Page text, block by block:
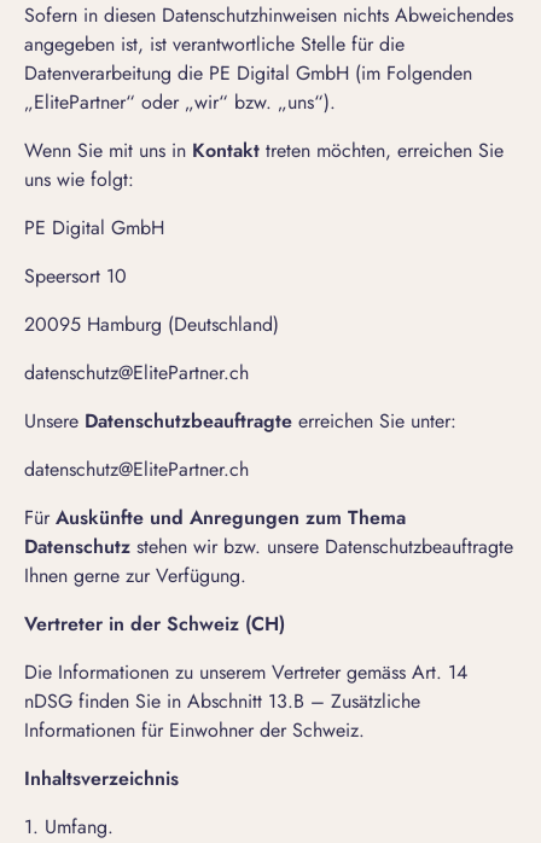
Sofern in diesen Datenschutzhinweisen nichts Abweichendes
angegeben ist, ist verantwortliche Stelle für die
Datenverarbeitung die PE Digital GmbH (im Folgenden
„ElitePartner“ oder „wir“ bzw. „uns“).
Wenn Sie mit uns in Kontakt treten möchten, erreichen Sie
uns wie folgt:
PE Digital GmbH
Speersort 10
20095 Hamburg (Deutschland)
datenschutz@ElitePartner.ch
Unsere Datenschutzbeauftragte erreichen Sie unter:
datenschutz@ElitePartner.ch
FürAuskünfte und Anregungen zum Thema
Datenschutz stehen wir bzw. unsere Datenschutzbeauftragte
Ihnen gerne zur Verfügung.
Vertreter in der Schweiz (CH)
Die Informationen zu unserem Vertreter gemäss Art. 14
nDSG finden Sie in Abschnitt 13.B – Zusätzliche
Informationen für Einwohner der Schweiz.
Inhaltsverzeichnis
1. Umfang.